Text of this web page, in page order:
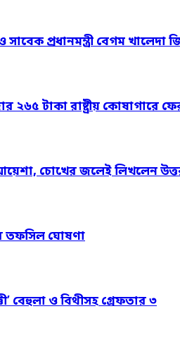
প্রধানমন্ত্রী বেগম
২৬৫ টাকা রাষ্ট্রীয় কোষাগারে
চোখের জলেই লিখলেন
তফসিল ঘোষণা
বেহুলা ও বিথীসহ গ্রেফতার ৩